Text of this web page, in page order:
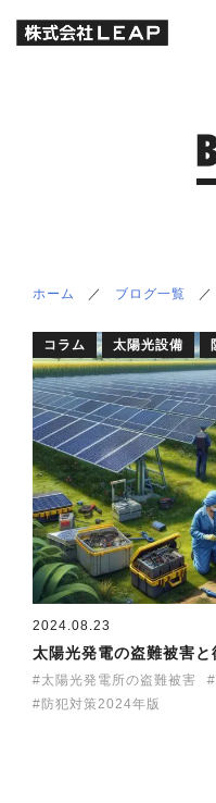
ホーム ／ ブログ一覧 ／
コラム 太陽光設備
2024.08.23
太陽光発電の盗難被害と
太陽光発電所の盗難被害
防犯対策2024年版